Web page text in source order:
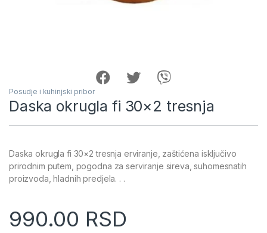
Posudje i kuhinjski pribor
Daska okrugla fi 30×2 tresnja
Daska okrugla fi 30×2 tresnja erviranje, zaštićena isključivo
prirodnim putem, pogodna za serviranje sireva, suhomesnatih
proizvoda, hladnih predjela. . .
990.00 RSD